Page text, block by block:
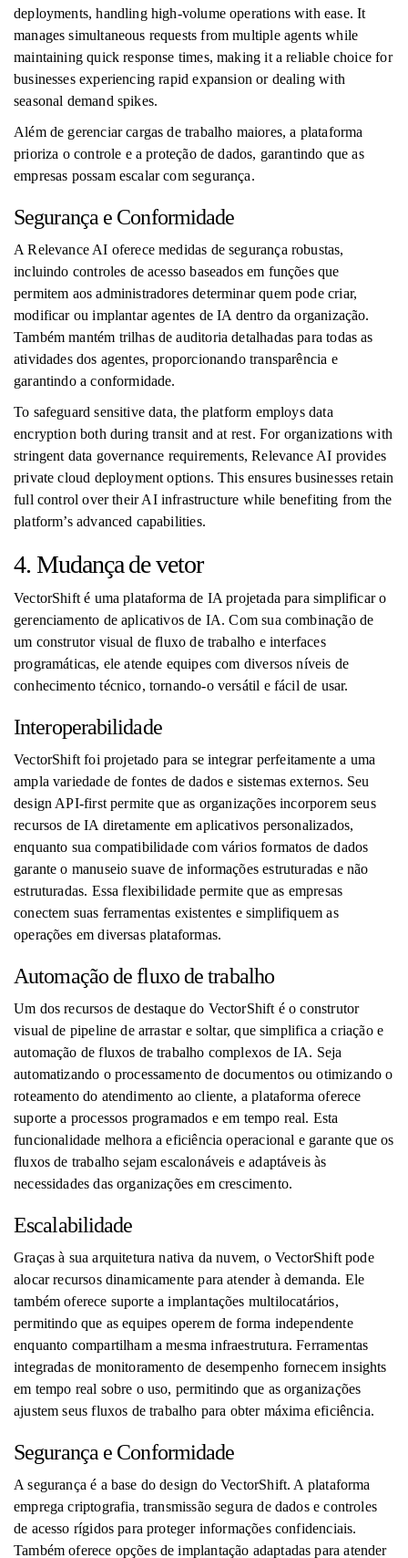
deployments, handling high-volume operations with ease. It
manages simultaneous requests from multiple agents while
maintaining quick response times, making it a reliable choice for
businesses experiencing rapid expansion or dealing with
seasonal demand spikes.
Além de gerenciar cargas de trabalho maiores, a plataforma
prioriza o controle e a proteção de dados, garantindo que as
empresas possam escalar com segurança.
Segurança e Conformidade
A Relevance AI oferece medidas de segurança robustas,
incluindo controles de acesso baseados em funções que
permitem aos administradores determinar quem pode criar,
modificar ou implantar agentes de IA dentro da organização.
Também mantém trilhas de auditoria detalhadas para todas as
atividades dos agentes, proporcionando transparência e
garantindo a conformidade.
To safeguard sensitive data, the platform employs data
encryption both during transit and at rest. For organizations with
stringent data governance requirements, Relevance AI provides
private cloud deployment options. This ensures businesses retain
full control over their AI infrastructure while benefiting from the
platform’s advanced capabilities.
4. Mudança de vetor
VectorShift é uma plataforma de IA projetada para simplificar o
gerenciamento de aplicativos de IA. Com sua combinação de
um construtor visual de fluxo de trabalho e interfaces
programáticas, ele atende equipes com diversos níveis de
conhecimento técnico, tornando-o versátil e fácil de usar.
Interoperabilidade
VectorShift foi projetado para se integrar perfeitamente a uma
ampla variedade de fontes de dados e sistemas externos. Seu
design API-first permite que as organizações incorporem seus
recursos de IA diretamente em aplicativos personalizados,
enquanto sua compatibilidade com vários formatos de dados
garante o manuseio suave de informações estruturadas e não
estruturadas. Essa flexibilidade permite que as empresas
conectem suas ferramentas existentes e simplifiquem as
operações em diversas plataformas.
Automação de fluxo de trabalho
Um dos recursos de destaque do VectorShift é o construtor
visual de pipeline de arrastar e soltar, que simplifica a criação e
automação de fluxos de trabalho complexos de IA. Seja
automatizando o processamento de documentos ou otimizando o
roteamento do atendimento ao cliente, a plataforma oferece
suporte a processos programados e em tempo real. Esta
funcionalidade melhora a eficiência operacional e garante que os
fluxos de trabalho sejam escalonáveis ​​e adaptáveis ​​às
necessidades das organizações em crescimento.
Escalabilidade
Graças à sua arquitetura nativa da nuvem, o VectorShift pode
alocar recursos dinamicamente para atender à demanda. Ele
também oferece suporte a implantações multilocatários,
permitindo que as equipes operem de forma independente
enquanto compartilham a mesma infraestrutura. Ferramentas
integradas de monitoramento de desempenho fornecem insights
em tempo real sobre o uso, permitindo que as organizações
ajustem seus fluxos de trabalho para obter máxima eficiência.
Segurança e Conformidade
A segurança é a base do design do VectorShift. A plataforma
emprega criptografia, transmissão segura de dados e controles
de acesso rígidos para proteger informações confidenciais.
Também oferece opções de implantação adaptadas para atender